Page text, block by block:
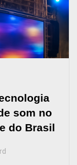
som no
do Brasil